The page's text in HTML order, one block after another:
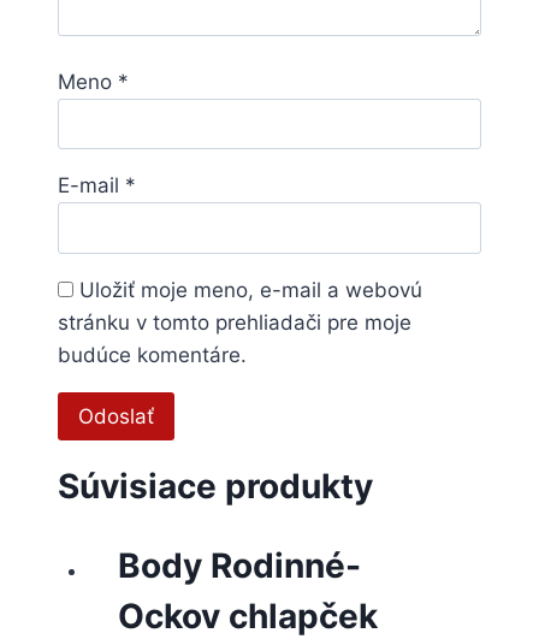
Meno *
E-mail *
Uložiť moje meno, e-mail a webovú
stránku v tomto prehliadači pre moje
budúce komentáre.
Súvisiace produkty
Body Rodinné-
Ockov chlapček